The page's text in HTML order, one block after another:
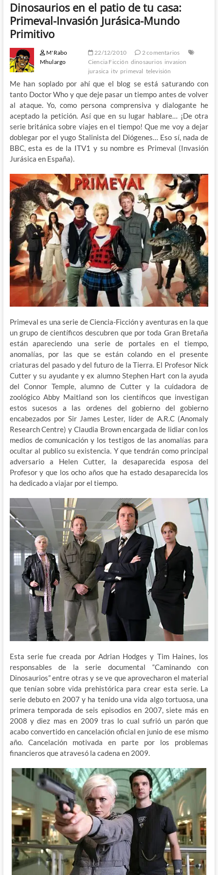
Dinosaurios en el patio de tu casa:
Primeval-Invasión Jurásica-Mundo
Primitivo
M'Rabo
Mhulargo
22/12/2010
2 comentarios
Ciencia Ficción dinosaurios invasion
jurasica itv primeval televisión
Me han soplado por ahí que el blog se está saturando con
tanto Doctor Who y que deje pasar un tiempo antes de volver
al ataque. Yo, como persona comprensiva y dialogante he
aceptado la petición. Así que en su lugar hablare… ¡De otra
serie británica sobre viajes en el tiempo! Que me voy a dejar
doblegar por el yugo Stalinista del Diógenes… Eso sí, nada de
BBC, esta es de la ITV1 y su nombre es Primeval (Invasión
Jurásica en España).
Primeval es una serie de Ciencia-Ficción y aventuras en la que
un grupo de científicos descubren que por toda Gran Bretaña
están apareciendo una serie de portales en el tiempo,
anomalías, por las que se están colando en el presente
criaturas del pasado y del futuro de la Tierra. El Profesor Nick
Cutter y su ayudante y ex alumno Stephen Hart con la ayuda
del Connor Temple, alumno de Cutter y la cuidadora de
zoológico Abby Maitland son los científicos que investigan
estos sucesos a las ordenes del gobierno del gobierno
encabezados por Sir James Lester, líder de A.R.C (Anomaly
Research Centre) y Claudia Brown encargada de lidiar con los
medios de comunicación y los testigos de las anomalías para
ocultar al publico su existencia. Y que tendrán como principal
adversario a Helen Cutter, la desaparecida esposa del
Profesor y que los ocho años que ha estado desaparecida los
ha dedicado a viajar por el tiempo.
Esta serie fue creada por Adrian Hodges y Tim Haines, los
responsables de la serie documental “Caminando con
Dinosaurios” entre otras y se ve que aprovecharon el material
que tenían sobre vida prehistórica para crear esta serie. La
serie debuto en 2007 y ha tenido una vida algo tortuosa, una
primera temporada de seis episodios en 2007, siete más en
2008 y diez mas en 2009 tras lo cual sufrió un parón que
acabo convertido en cancelación oficial en junio de ese mismo
año. Cancelación motivada en parte por los problemas
financieros que atravesó la cadena en 2009.